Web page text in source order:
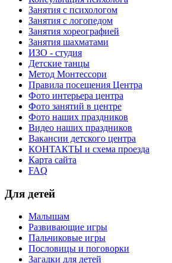
Занятия с психологом
Занятия с логопедом
Занятия хореографией
Занятия шахматами
ИЗО - студия
Детские танцы
Метод Монтессори
Правила посещения Центра
Фото интерьера центра
Фото занятий в центре
Фото наших праздников
Видео наших праздников
Вакансии детского центра
КОНТАКТЫ и схема проезда
Карта сайта
FAQ
Для детей
Малышам
Развивающие игры
Пальчиковые игры
Пословицы и поговорки
Загадки для детей